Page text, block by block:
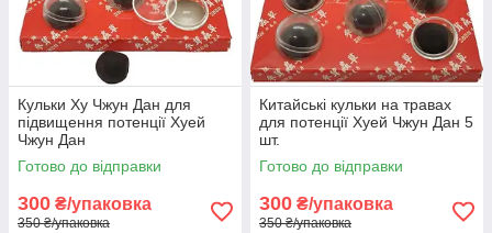
Кульки Ху Чжун Дан для
підвищення потенції Хуей
Чжун Дан
Готово до відправки
300 ₴/упаковка
350 ₴/упаковка
Китайські кульки на травах
для потенції Хуей Чжун Дан 5
шт.
Готово до відправки
300 ₴/упаковка
350 ₴/упаковка